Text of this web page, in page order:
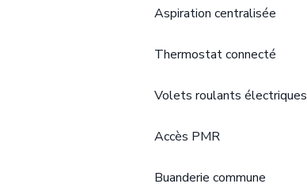
Aspiration centralisée
Thermostat connecté
Volets roulants électriques
Accès PMR
Buanderie commune